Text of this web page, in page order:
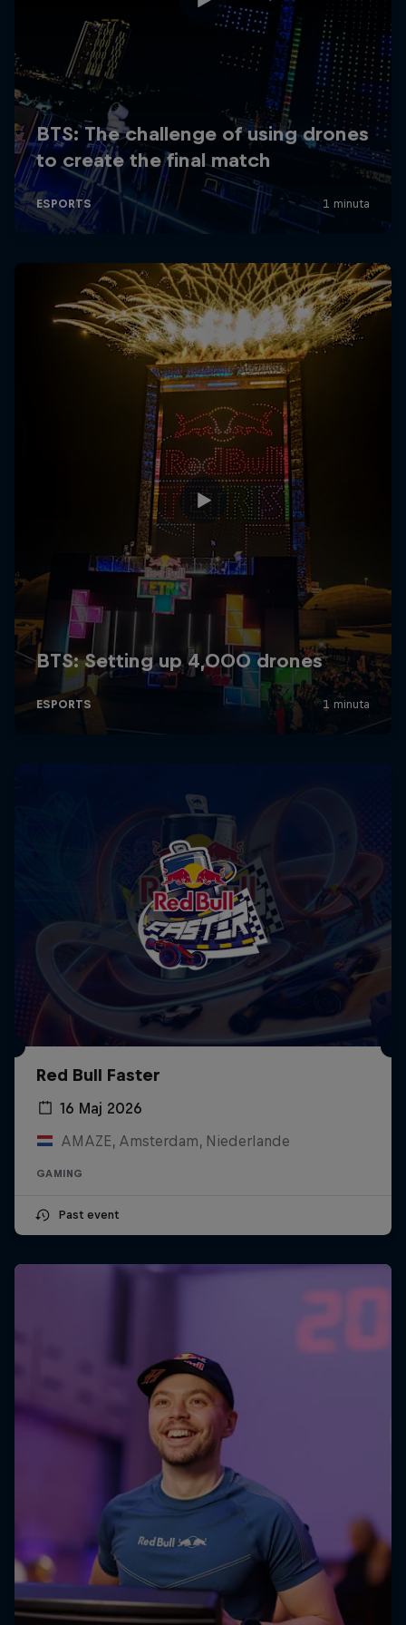
Red Bull Faster
16 Maj 2026
AMAZE, Amsterdam, Niederlande
GAMING
Past event